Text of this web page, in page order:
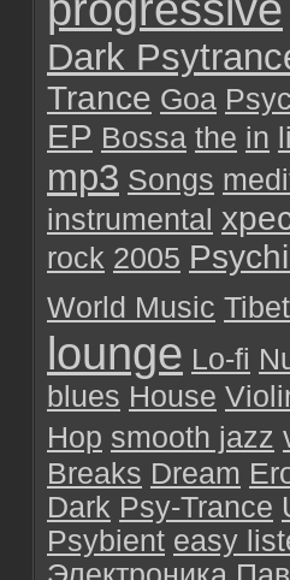
Dark
Trance Goa
EP Bossa the in
mp3 Songs
instrumental
rock 2005
World Music Tibet
lounge Lo-fi
blues House
Hop smooth jazz
Breaks Dream
Dark Psy-Trance
Psybient easy